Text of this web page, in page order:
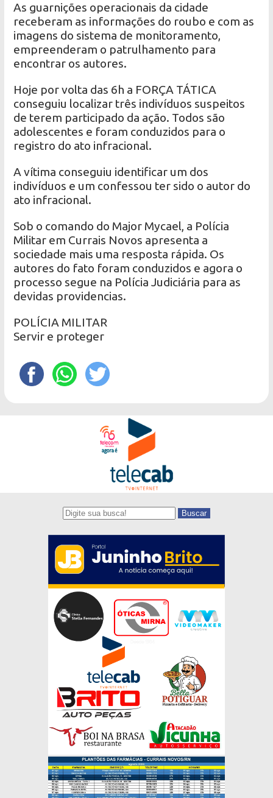
As guarnições operacionais da cidade
receberam as informações do roubo e com as
imagens do sistema de monitoramento,
empreenderam o patrulhamento para
encontrar os autores.
Hoje por volta das 6h a FORÇA TÁTICA
conseguiu localizar três indivíduos suspeitos
de terem participado da ação. Todos são
adolescentes e foram conduzidos para o
registro do ato infracional.
A vítima conseguiu identificar um dos
indivíduos e um confessou ter sido o autor do
ato infracional.
Sob o comando do Major Mycael, a Polícia
Militar em Currais Novos apresenta a
sociedade mais uma resposta rápida. Os
autores do fato foram conduzidos e agora o
processo segue na Polícia Judiciária para as
devidas providencias.
POLÍCIA MILITAR
Servir e proteger
Buscar